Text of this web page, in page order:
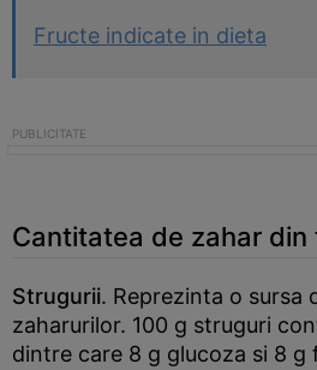
Fructe indicate in dieta
Cantitatea de zahar din
Strugurii. Reprezinta o sursa
zaharurilor. 100 g struguri
dintre care 8 g glucoza si 8 g